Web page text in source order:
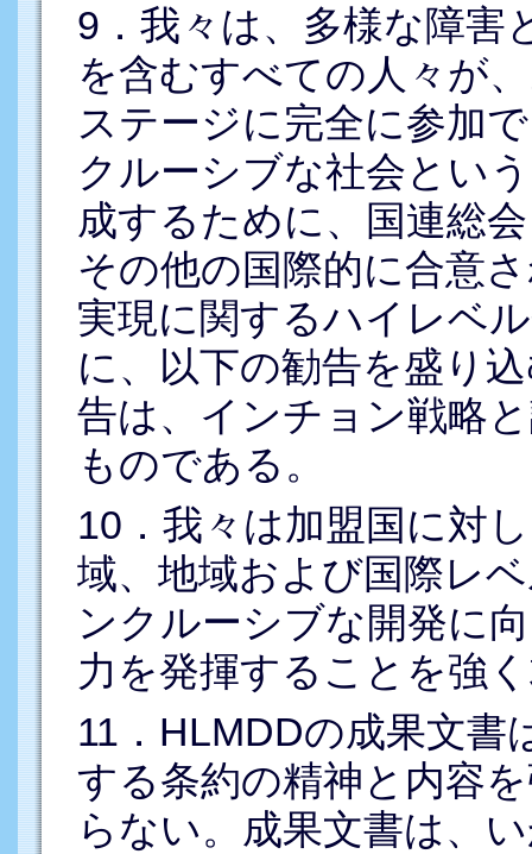
9．我々は、多様な障害
を含むすべての人々が
ステージに完全に参加
クルーシブな社会とい
成するために、国連総
その他の国際的に合意
実現に関するハイレベ
に、以下の勧告を盛り
告は、インチョン戦略
ものである。
10．我々は加盟国に対
域、地域および国際レ
ンクルーシブな開発に
力を発揮することを強
11．HLMDDの成果文書
する条約の精神と内容
らない。成果文書は、